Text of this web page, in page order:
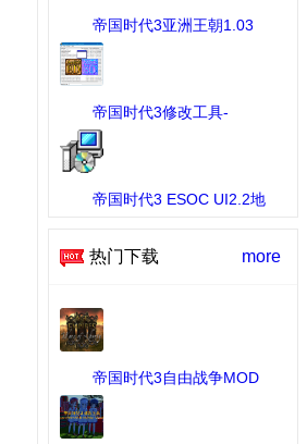
帝国时代3亚洲王朝1.03
版 ...
[工具] 下载：1031 次
帝国时代3修改工具-
AOE3ED ...
[MOD修改工具] 下载：676 次
帝国时代3 ESOC UI2.2地
热门下载 more
帝国时代3自由战争MOD
...
[MOD作品] 下载：2816 次